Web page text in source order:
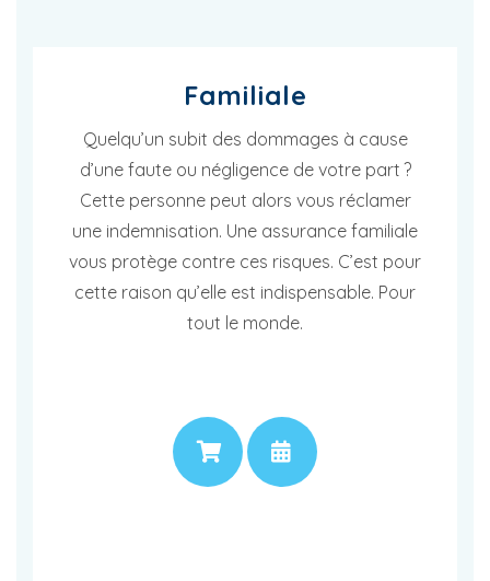
Familiale
Quelqu’un subit des dommages à cause
d’une faute ou négligence de votre part ?
Cette personne peut alors vous réclamer
une indemnisation. Une assurance familiale
vous protège contre ces risques. C’est pour
cette raison qu’elle est indispensable. Pour
tout le monde.
PRIX